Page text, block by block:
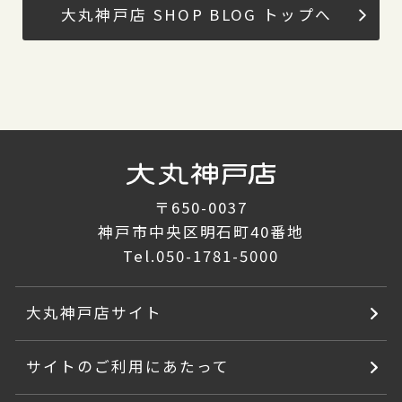
大丸神戸店 SHOP BLOG トップへ
〒650-0037
神戸市中央区明石町40番地
Tel.050-1781-5000
大丸神戸店サイト
サイトのご利用にあたって